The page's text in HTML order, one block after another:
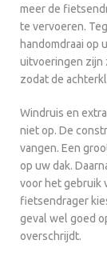
meer de
te vervoeren.
handomdraai op
uitvoeringen zijn
zodat de
Windruis en
niet op. De
vangen. Een
op uw dak.
voor het gebruik
fietsendrager
geval wel goed
overschrijdt.